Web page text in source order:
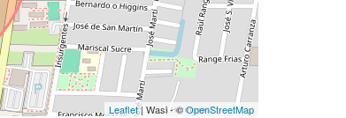
Leaflet| Wasi - ©OpenStreetMap